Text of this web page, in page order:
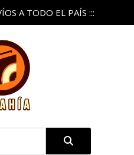
A TODO EL PAÍS :::